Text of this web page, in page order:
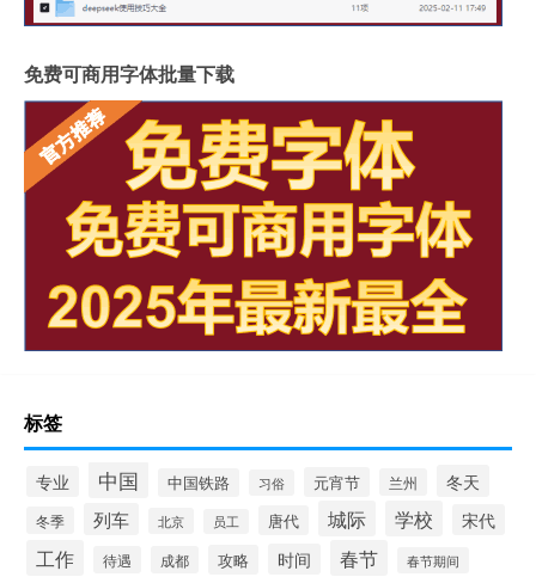
免费可商用字体批量下载
标签
专业 中国 中国铁路 习俗 元宵节 兰州 冬天
冬季 列车 北京 员工 唐代 城际 学校 宋代
工作 待遇 成都 攻略 时间 春节 春节期间